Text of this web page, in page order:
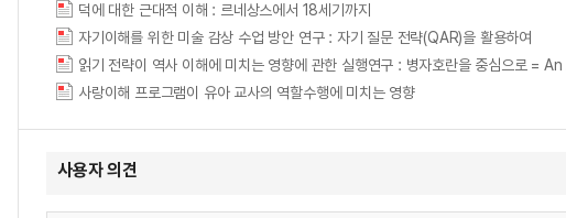
덕에 대한 근대적 이해 : 르네상스에서 18세기까지
자기이해를 위한 미술 감상 수업 방안 연구 : 자기 질문 전략(QAR)을 활용하여
읽기 전략이 역사 이해에 미치는 영향에 관한 실행연구 : 병자호란을 중
사랑이해 프로그램이 유아 교사의 역할수행에 미치는 영향
사용자 의견